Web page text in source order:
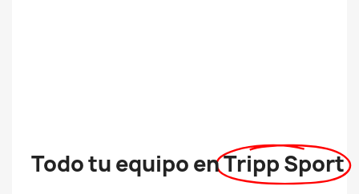
Todo tu equipo enTripp Sport